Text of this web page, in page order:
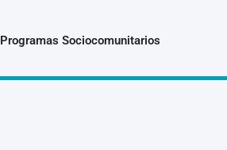
Programas Sociocomunitarios